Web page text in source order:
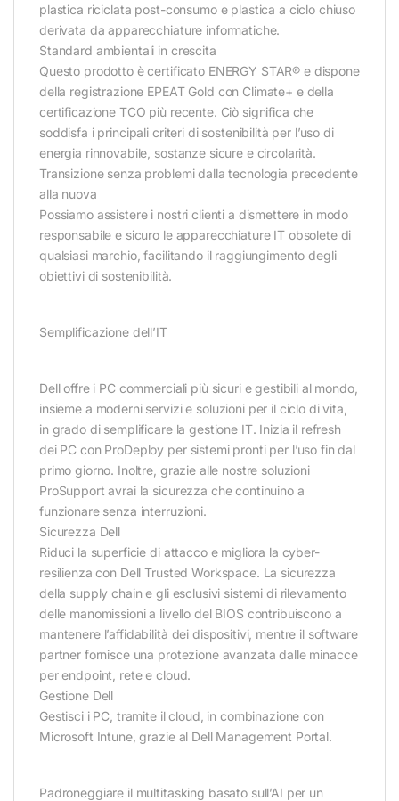
plastica riciclata post-consumo e plastica a ciclo chiuso
derivata da apparecchiature informatiche.
Standard ambientali in crescita
Questo prodotto è certificato ENERGY STAR® e dispone
della registrazione EPEAT Gold con Climate+ e della
certificazione TCO più recente. Ciò significa che
soddisfa i principali criteri di sostenibilità per l’uso di
energia rinnovabile, sostanze sicure e circolarità.
Transizione senza problemi dalla tecnologia precedente
alla nuova
Possiamo assistere i nostri clienti a dismettere in modo
responsabile e sicuro le apparecchiature IT obsolete di
qualsiasi marchio, facilitando il raggiungimento degli
obiettivi di sostenibilità.
Semplificazione dell’IT
Dell offre i PC commerciali più sicuri e gestibili al mondo,
insieme a moderni servizi e soluzioni per il ciclo di vita,
in grado di semplificare la gestione IT. Inizia il refresh
dei PC con ProDeploy per sistemi pronti per l’uso fin dal
primo giorno. Inoltre, grazie alle nostre soluzioni
ProSupport avrai la sicurezza che continuino a
funzionare senza interruzioni.
Sicurezza Dell
Riduci la superficie di attacco e migliora la cyber-
resilienza con Dell Trusted Workspace. La sicurezza
della supply chain e gli esclusivi sistemi di rilevamento
delle manomissioni a livello del BIOS contribuiscono a
mantenere l’affidabilità dei dispositivi, mentre il software
partner fornisce una protezione avanzata dalle minacce
per endpoint, rete e cloud.
Gestione Dell
Gestisci i PC, tramite il cloud, in combinazione con
Microsoft Intune, grazie al Dell Management Portal.
Padroneggiare il multitasking basato sull’AI per un